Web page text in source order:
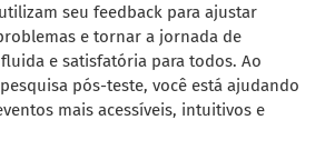
seu feedback para ajustar
e tornar a jornada de
e satisfatória para todos. Ao
pós-teste, você está ajudando
mais acessíveis, intuitivos e